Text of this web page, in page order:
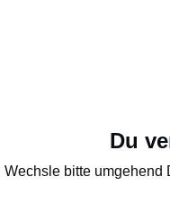
Du
Wechsle bitte umgehend